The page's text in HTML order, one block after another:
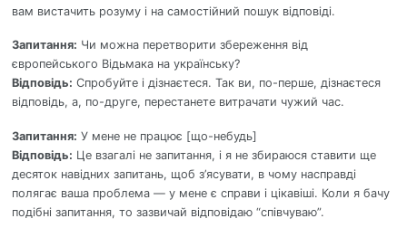
вам вистачить розуму і на самостійний пошук відповіді.
Запитання: Чи можна перетворити збереження від
європейського Відьмака на українську?
Відповідь: Спробуйте і дізнаєтеся. Так ви, по-перше, дізнаєтеся
відповідь, а, по-друге, перестанете витрачати чужий час.
Запитання: У мене не працює [що-небудь]
Відповідь: Це взагалі не запитання, і я не збираюся ставити ще
десяток навідних запитань, щоб з’ясувати, в чому насправді
полягає ваша проблема — у мене є справи і цікавіші. Коли я бачу
подібні запитання, то зазвичай відповідаю “співчуваю”.